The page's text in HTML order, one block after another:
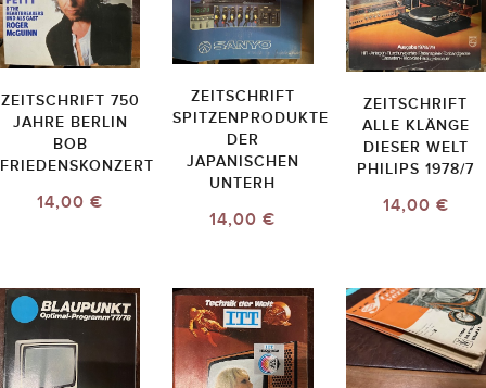
ZEITSCHRIFT 750
JAHRE BERLIN
BOB
FRIEDENSKONZERT
14,00 €
ZEITSCHRIFT
SPITZENPRODUKTE
DER
JAPANISCHEN
UNTERH
14,00 €
ZEITSCHRIFT
ALLE KLÄNGE
DIESER WELT
PHILIPS 1978/7
14,00 €